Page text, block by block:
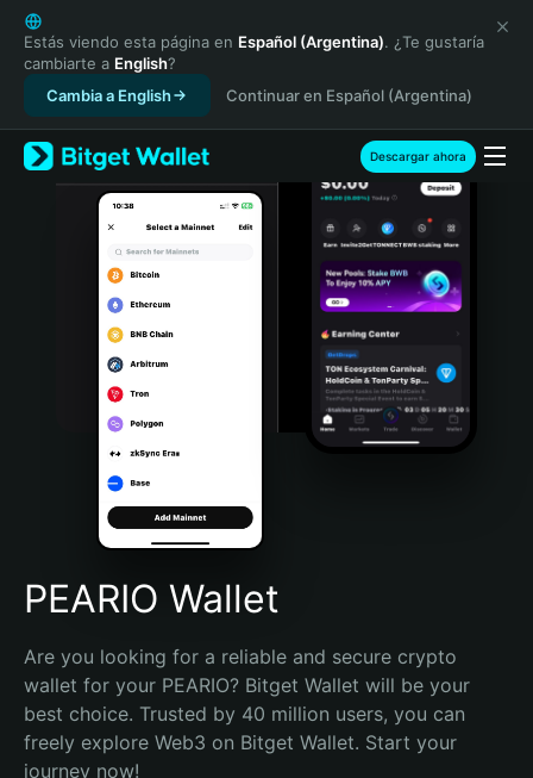
English
日本語
Tiếng Việt
Русский
Español (Latinoamérica)
Türkçe
Italiano
Português (Portugal)
Bahasa Indonesia
Português (Brasil)
Español (Argentina)
Estás viendo esta página en Español (Argentina). ¿Te gustaría
cambiarte a English?
Cambia a English
Continuar en Español (Argentina)
Descargar ahora
PEARIO Wallet
Are you looking for a reliable and secure crypto
wallet for your PEARIO? Bitget Wallet will be your
best choice. Trusted by 40 million users, you can
freely explore Web3 on Bitget Wallet. Start your
journey now!